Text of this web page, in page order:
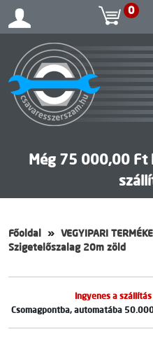
0
Még 75 000,00 Ft
Főoldal VEGYIPARI
Szigetelőszalag 20m zöld
Ingyenes a
Csomagpontba, automatába